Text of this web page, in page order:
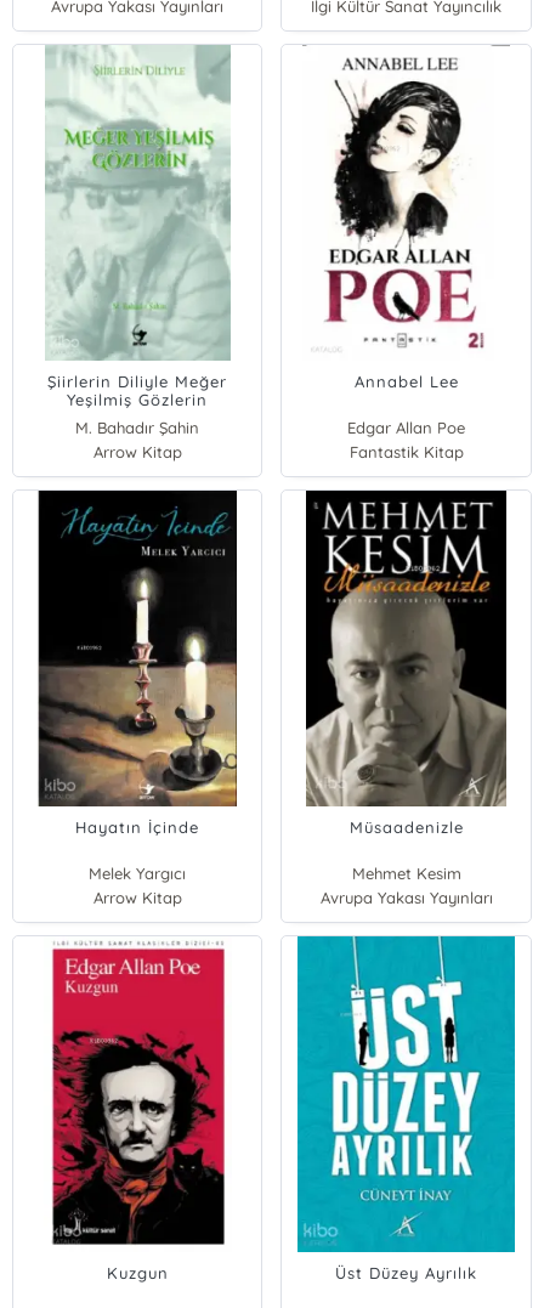
Avrupa Yakası Yayınları İlgi Kültür Sanat Yayıncılık
Şiirlerin Diliyle Meğer
Yeşilmiş Gözlerin
M. Bahadır Şahin
Arrow Kitap
Annabel Lee
Edgar Allan Poe
Fantastik Kitap
Hayatın İçinde
Melek Yargıcı
Arrow Kitap
Müsaadenizle
Mehmet Kesim
Avrupa Yakası Yayınları
Kuzgun Üst Düzey Ayrılık